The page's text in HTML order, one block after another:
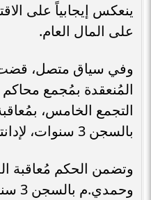
ينعكس إيجابياً على
على المال العام.‏
وفي سياق متصل، قضت
المُنعقدة بمُجمع
بالسجن 3 سنوات، لإدانتهم باستعراض القوة.
وتضمن الحكم مُعاقبة